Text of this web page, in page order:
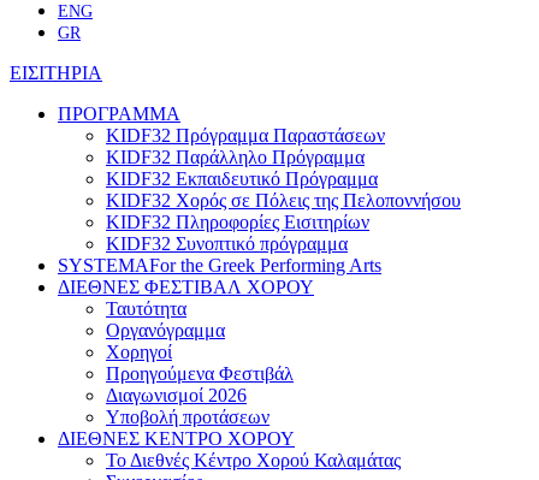
ENG
GR
ΕΙΣΙΤΗΡΙΑ
ΠΡΟΓΡΑΜΜΑ
KIDF32 Πρόγραμμα Παραστάσεων
KIDF32 Παράλληλο Πρόγραμμα
KIDF32 Εκπαιδευτικό Πρόγραμμα
KIDF32 Χορός σε Πόλεις της Πελοποννήσου
KIDF32 Πληροφορίες Εισιτηρίων
KIDF32 Συνοπτικό πρόγραμμα
SYSTEMAFor the Greek Performing Arts
ΔΙΕΘΝΕΣ ΦΕΣΤΙΒΑΛ ΧΟΡΟΥ
Ταυτότητα
Οργανόγραμμα
Χορηγοί
Προηγούμενα Φεστιβάλ
Διαγωνισμοί 2026
Υποβολή προτάσεων
ΔΙΕΘΝΕΣ ΚΕΝΤΡΟ ΧΟΡΟΥ
Το Διεθνές Κέντρο Χορού Καλαμάτας